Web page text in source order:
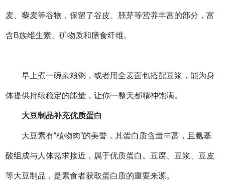
菌藻搭配丰富营养维度
香菇、木耳、海带等菌藻类食物，富含多种矿物质和多
碘元素，是甲状腺功能正常运转的重要保障。在日常饮食中
加入这些食材，能让素食的营养更加全面。
优质坚果补充微量元素
每天吃一小把坚果，能为身体补充所需的营养，还能起
到健脑益智的作用。核桃、杏仁、芝麻等坚果种子，富含不